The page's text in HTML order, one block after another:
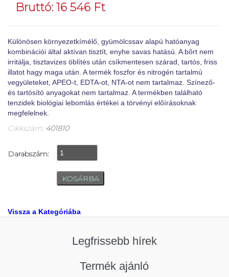
Bruttó: 16 546 Ft
Különösen környezetkímélő, gyümölcssav alapú hatóanyag
kombinációi által aktívan tisztít, enyhe savas hatású. A bőrt nem
irritálja, tisztavizes öblítés után csíkmentesen szárad, tartós, friss
illatot hagy maga után. A termék foszfor és nitrogén tartalmú
vegyületeket, APEO-t, EDTA-ot, NTA-ot nem tartalmaz. Színező-
és tartósító anyagokat nem tartalmaz. A termékben található
tenzidek biológiai lebomlás értékei a törvényi előírásoknak
megfelelnek.
Cikkszám: 401810
Darabszám:
Vissza a Kategóriába
Legfrissebb hírek
Termék ajánló